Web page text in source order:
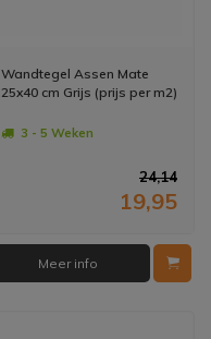
Wandtegel Assen Mate
25x40 cm Grijs (prijs per m2)
3 - 5 Weken
24,14
19,95
Meer info